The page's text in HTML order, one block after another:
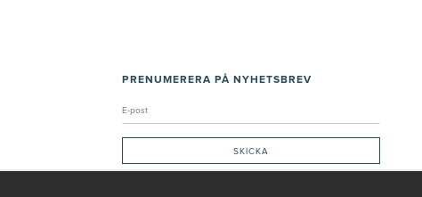
PRENUMERERA PÅ NYHETSBREV